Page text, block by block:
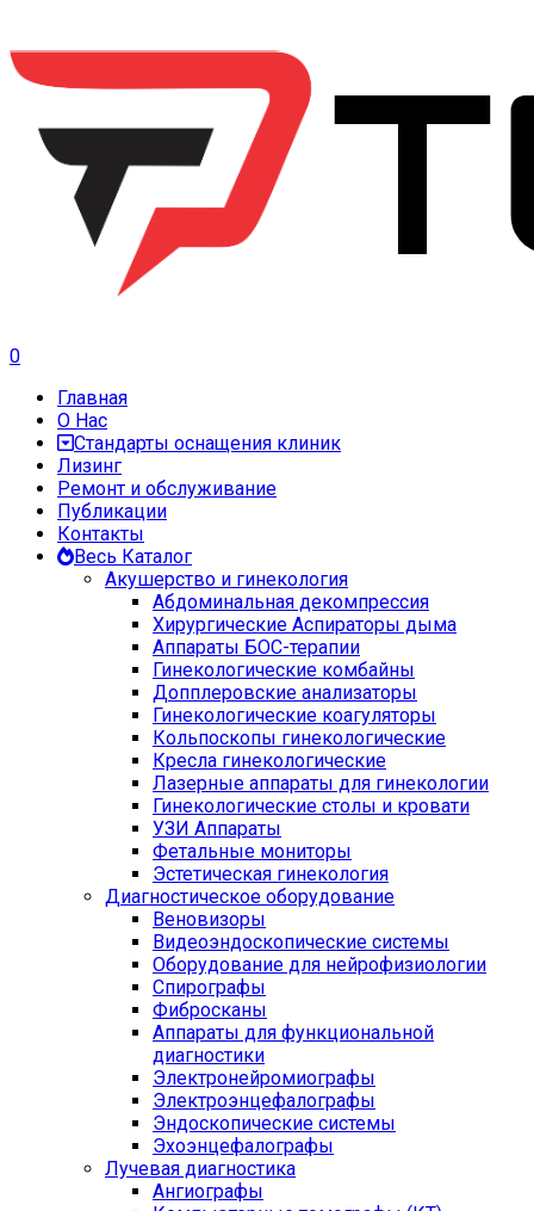
0
Главная
О Нас
Стандарты оснащения клиник
Лизинг
Ремонт и обслуживание
Публикации
Контакты
Весь Каталог
Акушерство и гинекология
Абдоминальная декомпрессия
Хирургические Аспираторы дыма
Аппараты БОС-терапии
Гинекологические комбайны
Допплеровские анализаторы
Гинекологические коагуляторы
Кольпоскопы гинекологические
Кресла гинекологические
Лазерные аппараты для гинекологии
Гинекологические столы и кровати
УЗИ Аппараты
Фетальные мониторы
Эстетическая гинекология
Диагностическое оборудование
Веновизоры
Видеоэндоскопические системы
Оборудование для нейрофизиологии
Спирографы
Фибросканы
Аппараты для функциональной
диагностики
Электронейромиографы
Электроэнцефалографы
Эндоскопические системы
Эхоэнцефалографы
Лучевая диагностика
Ангиографы